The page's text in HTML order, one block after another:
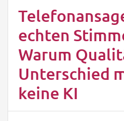
echten
Warum
Unterschied
keine KI